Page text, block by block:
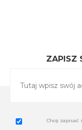
ZAPISZ
Chcę zapisać